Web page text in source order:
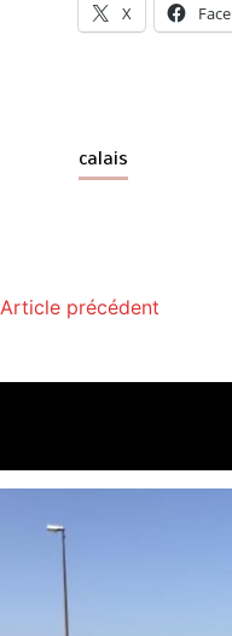
X
calais
Article précédent